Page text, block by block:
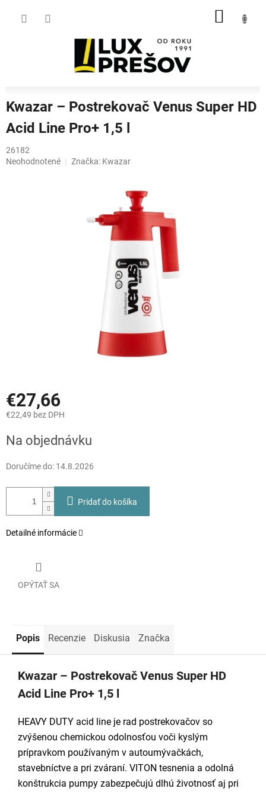
Kwazar – Postrekovač Venus Super HD
Acid Line Pro+ 1,5 l
26182
Priemerné
Neohodnotené Značka: Kwazar
€27,66
€22,49 bez DPH
cena:
Na objednávku
Doručíme do: 14.8.2026
Pridať do košíka
Detailné informácie
OPÝTAŤ SA
Popis Recenzie Diskusia Značka
Kwazar – Postrekovač Venus Super HD
Acid Line Pro+ 1,5 l
HEAVY DUTY acid line je rad postrekovačov so
zvýšenou chemickou odolnosťou voči kyslým
prípravkom používaným v autoumývačkách,
stavebníctve a pri zváraní. VITON tesnenia a odolná
konštrukcia pumpy zabezpečujú dlhú životnosť aj pri